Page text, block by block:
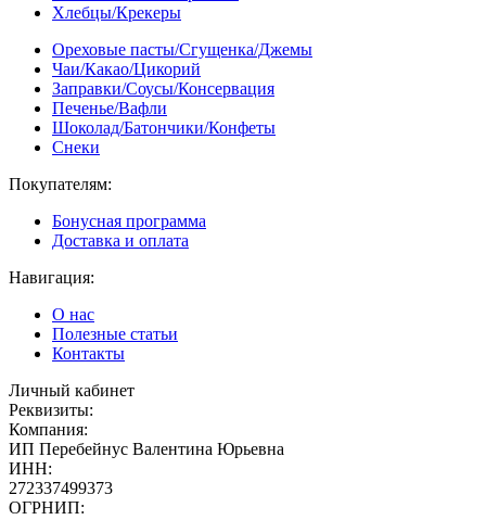
Хлебцы/Крекеры
Ореховые пасты/Сгущенка/Джемы
Чаи/Какао/Цикорий
Заправки/Соусы/Консервация
Печенье/Вафли
Шоколад/Батончики/Конфеты
Снеки
Покупателям:
Бонусная программа
Доставка и оплата
Навигация:
О нас
Полезные статьи
Контакты
Личный кабинет
Реквизиты:
Компания:
ИП Перебейнус Валентина Юрьевна
ИНН:
272337499373
ОГРНИП: